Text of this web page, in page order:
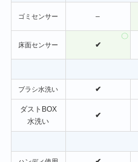
ゴミセンサー –
床面センサー ✔
ブラシ水洗い ✔
ダストBOX
水洗い
✔